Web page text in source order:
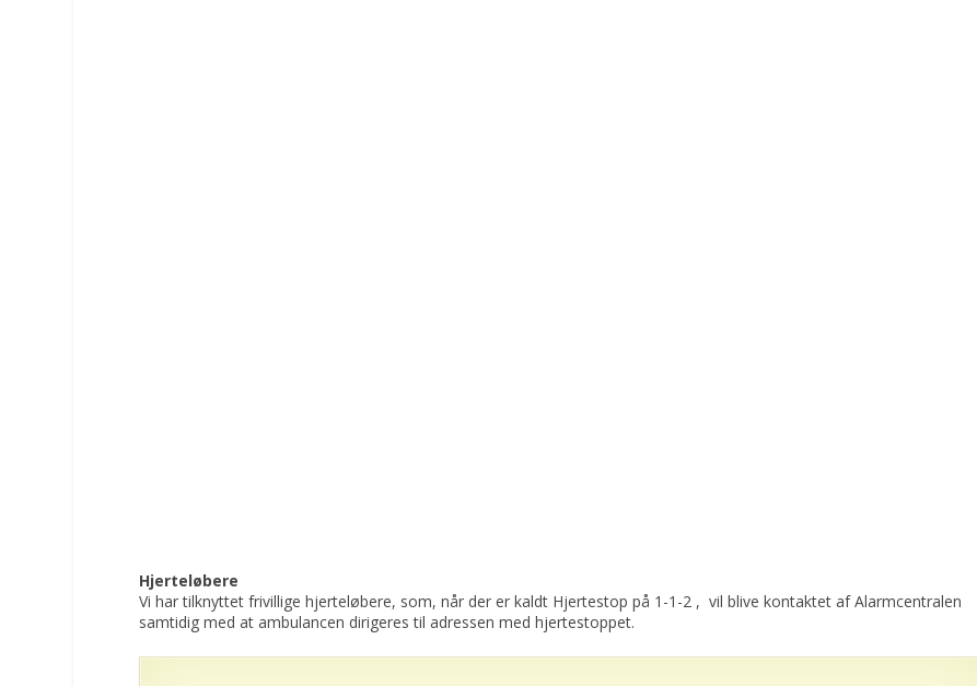
Hjerteløbere
Vi har tilknyttet frivillige hjerteløbere, som, når der er kaldt Hjertestop på 1-1-2 , vil blive kontaktet af Alarmcentralen
samtidig med at ambulancen dirigeres til adressen med hjertestoppet.